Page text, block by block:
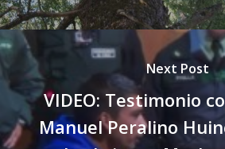
Next Post
VIDEO: Testimonio
Manuel Peralino